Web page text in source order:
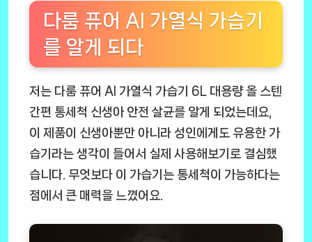
다룸 퓨어 AI 가열식 가습기
를 알게 되다
저는 다룸 퓨어 AI 가열식 가습기 6L 대용량 올 스텐
간편 통세척 신생아 안전 살균를 알게 되었는데요,
이 제품이 신생아뿐만 아니라 성인에게도 유용한 가
습기라는 생각이 들어서 실제 사용해보기로 결심했
습니다. 무엇보다 이 가습기는 통세척이 가능하다는
점에서 큰 매력을 느꼈어요.